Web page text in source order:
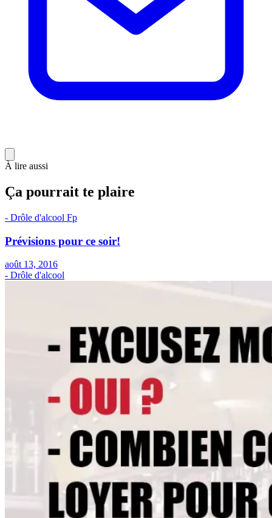
À lire aussi
Ça pourrait te plaire
- Drôle d'alcool Fp
Prévisions pour ce soir!
août 13, 2016
- Drôle d'alcool